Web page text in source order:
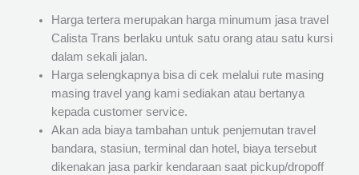
Harga tertera merupakan harga minumum jasa travel
Calista Trans berlaku untuk satu orang atau satu kursi
dalam sekali jalan.
Harga selengkapnya bisa di cek melalui rute masing
masing travel yang kami sediakan atau bertanya
kepada customer service.
Akan ada biaya tambahan untuk penjemutan travel
bandara, stasiun, terminal dan hotel, biaya tersebut
dikenakan jasa parkir kendaraan saat pickup/dropoff